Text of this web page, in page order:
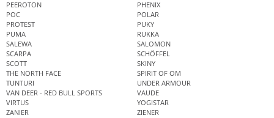
PEEROTON
PHENIX
POC
POLAR
PROTEST
PUKY
PUMA
RUKKA
SALEWA
SALOMON
SCARPA
SCHÖFFEL
SCOTT
SKINY
THE NORTH FACE
SPIRIT OF OM
TUNTURI
UNDER ARMOUR
VAN DEER - RED BULL SPORTS
VAUDE
VIRTUS
YOGISTAR
ZANIER
ZIENER